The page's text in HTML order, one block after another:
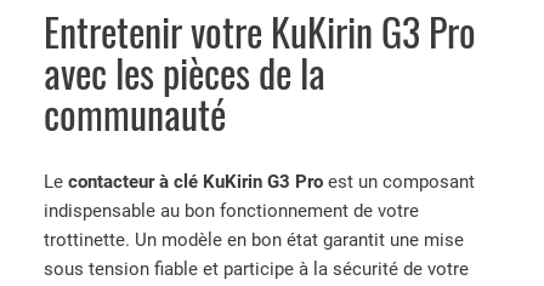
t
t
d
C
o
n
t
Entretenir votre KuKirin G3 Pro
avec les pièces de la
communauté
Le contacteur à clé KuKirin G3 Pro est un composant
indispensable au bon fonctionnement de votre
trottinette. Un modèle en bon état garantit une mise
sous tension fiable et participe à la sécurité de votre